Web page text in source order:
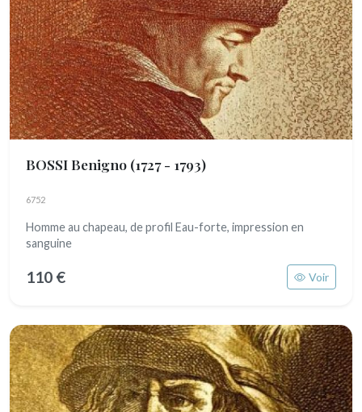
BOSSI Benigno (1727 - 1793)
6752
Homme au chapeau, de profil Eau-forte, impression en
sanguine
110 € Voir